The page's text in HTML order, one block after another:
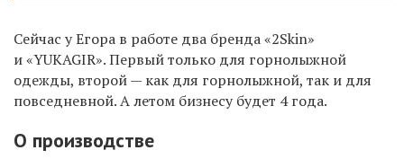
Сейчас у Егора в работе два бренда «2Skin»
и «YUKAGIR». Первый только для горнолыжной
одежды, второй — как для горнолыжной, так и для
повседневной. А летом бизнесу будет 4 года.
О производстве